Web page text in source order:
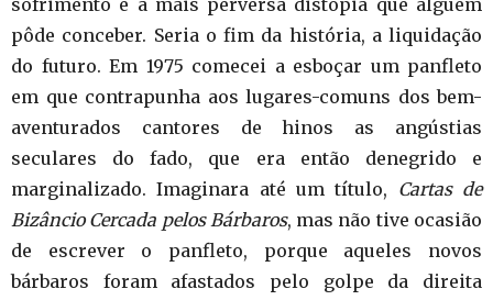
sofrimento é a mais perversa distopia que alguém
pôde conceber. Seria o fim da história, a liquidação
do futuro. Em 1975 comecei a esboçar um panfleto
em que contrapunha aos lugares-comuns dos bem-
aventurados cantores de hinos as angústias
seculares do fado, que era então denegrido e
marginalizado. Imaginara até um título, Cartas de
Bizâncio Cercada pelos Bárbaros, mas não tive ocasião
de escrever o panfleto, porque aqueles novos
bárbaros foram afastados pelo golpe da direita